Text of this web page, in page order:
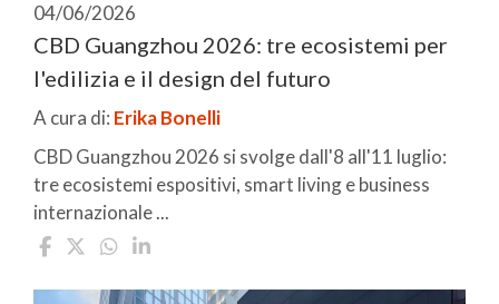
04/06/2026
CBD Guangzhou 2026: tre ecosistemi per
l'edilizia e il design del futuro
A cura di: Erika Bonelli
CBD Guangzhou 2026 si svolge dall'8 all'11 luglio:
tre ecosistemi espositivi, smart living e business
internazionale ...